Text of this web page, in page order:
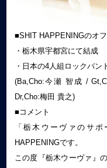
■SHIT HAPPENINGのオ
・栃木県宇都宮にて結成
・日本の4人組ロックバン
(Ba,Cho:今瀬 智成 /
Dr,Cho:梅田 貴之)
■コメント
「栃木ウーヴァのサ
HAPPENINGです。
この度『栃木ウーヴァ』